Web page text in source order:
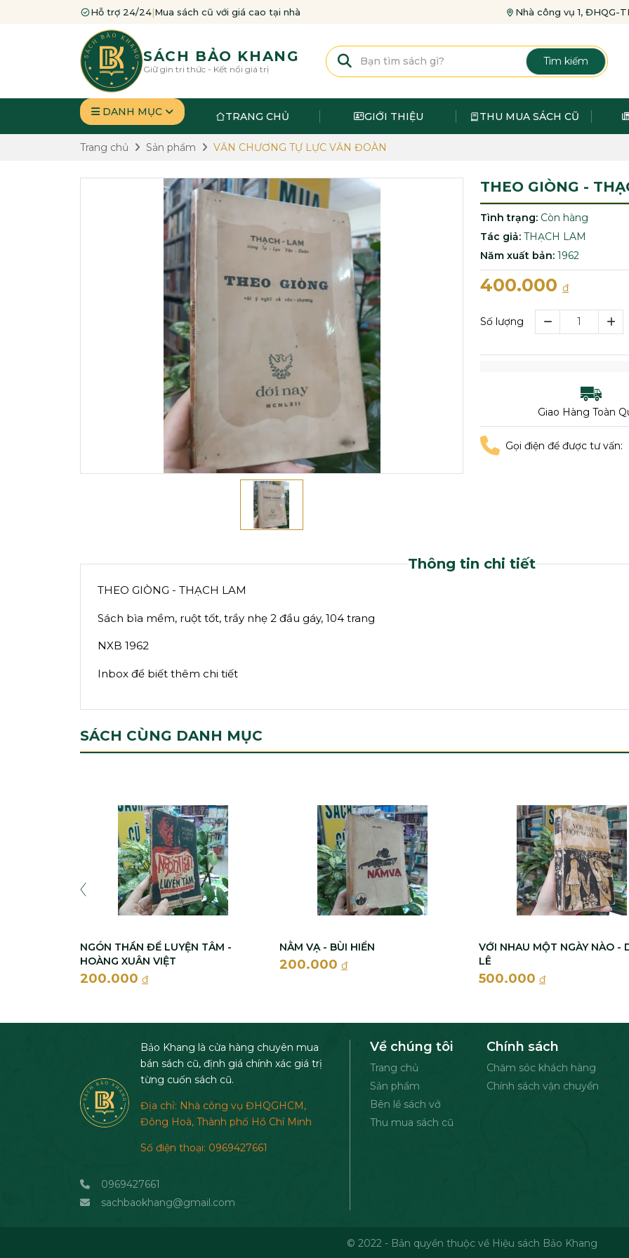
Hỗ trợ 24/24|Mua sách cũ với giá cao tại nhà Nhà công vụ 1, ĐHQG-
SÁCH BẢO KHANG
Giữ gìn tri thức - Kết nối giá trị
Tìm kiếm
DANH MỤC TRANG CHỦ GIỚI THIỆU THU MUA SÁCH CŨ
Trang chủ Sản phẩm VĂN CHƯƠNG TỰ LỰC VĂN ĐOÀN
THEO GIÒNG -
Tình trạng: Còn hàng
Tác giả: THẠCH LAM
Năm xuất bản: 1962
400.000 đ
Số lượng
Giao Hàng Toàn
Gọi điện để được tư vấn:
Thông tin chi tiết
THEO GIÒNG - THẠCH LAM
Sách bìa mềm, ruột tốt, trầy nhẹ 2 đầu gáy, 104 trang
NXB 1962
Inbox để biết thêm chi tiết
SÁCH CÙNG DANH MỤC
NGÓN THẦN ĐỂ LUYỆN TÂM -
HOÀNG XUÂN VIỆT
200.000 đ
NẰM VẠ - BÙI HIỂN
200.000 đ
VỚI NHAU MỘT NGÀY NÀO -
LÊ
500.000 đ
Bảo Khang là cửa hàng chuyên mua
bán sách cũ, định giá chính xác giá trị
từng cuốn sách cũ.
Địa chỉ: Nhà công vụ ĐHQGHCM,
Đông Hoà, Thành phố Hồ Chí Minh
Số điện thoại: 0969427661
0969427661
sachbaokhang@gmail.com
Về chúng tôi
Trang chủ
Sản phẩm
Bên lề sách vở
Thu mua sách cũ
Chính sách
Chăm sóc khách hàng
Chính sách vận chuyển
© 2022 - Bản quyền thuộc về Hiệu sách Bảo Khang